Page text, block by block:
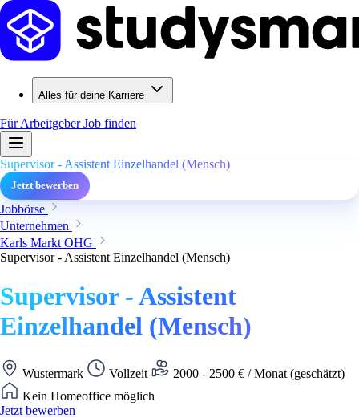
Alles für deine Karriere
Für ArbeitgeberJob finden
Supervisor - Assistent Einzelhandel (Mensch)
Jetzt bewerben
Jobbörse
Unternehmen
Karls Markt OHG
Supervisor - Assistent Einzelhandel (Mensch)
Supervisor - Assistent
Einzelhandel (Mensch)
Wustermark Vollzeit
2000 - 2500 € / Monat (geschätzt)
Kein Homeoffice möglich
Jetzt bewerben